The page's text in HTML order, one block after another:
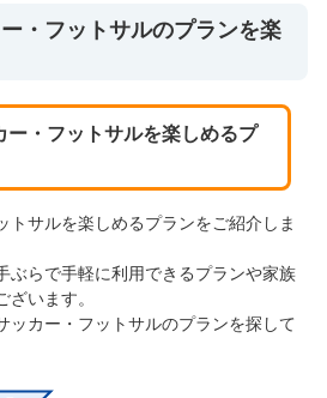
・フットサルのプランを楽
ー・フットサルを楽しめるプ
トサルを楽しめるプランをご紹介しま
ぶらで手軽に利用できるプランや家族
います。
ッカー・フットサルのプランを探して